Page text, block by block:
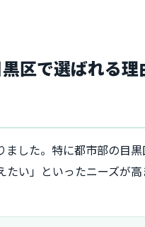
区で選ばれる理
した。特に都市部の目
い」といったニーズが